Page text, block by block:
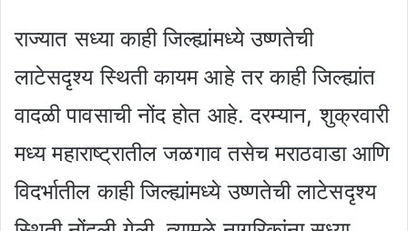
राज्यात सध्या काही जिल्ह्यांमध्ये उष्णतेची
लाटेसदृश्य स्थिती कायम आहे तर काही जिल्ह्यांत
वादळी पावसाची नोंद होत आहे. दरम्यान, शुक्रवारी
मध्य महाराष्ट्रातील जळगाव तसेच मराठवाडा आणि
विदर्भातील काही जिल्ह्यांमध्ये उष्णतेची लाटेसदृश्य